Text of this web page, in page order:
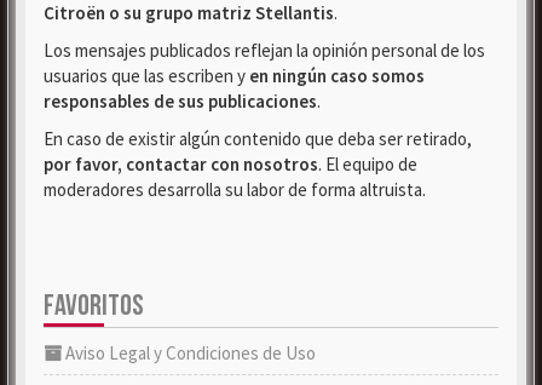
Citroën o su grupo matriz Stellantis.
Los mensajes publicados reflejan la opinión personal de los
usuarios que las escriben y en ningún caso somos
responsables de sus publicaciones.
En caso de existir algún contenido que deba ser retirado,
por favor, contactar con nosotros. El equipo de
moderadores desarrolla su labor de forma altruista.
FAVORITOS
Aviso Legal y Condiciones de Uso